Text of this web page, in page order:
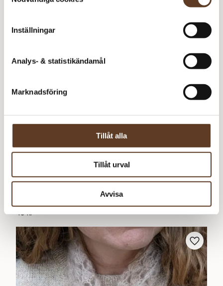
Inställningar
Analys- & statistikändamål
Marknadsföring
Tillåt alla
Tillåt urval
Avvisa
49 kr
Svenska